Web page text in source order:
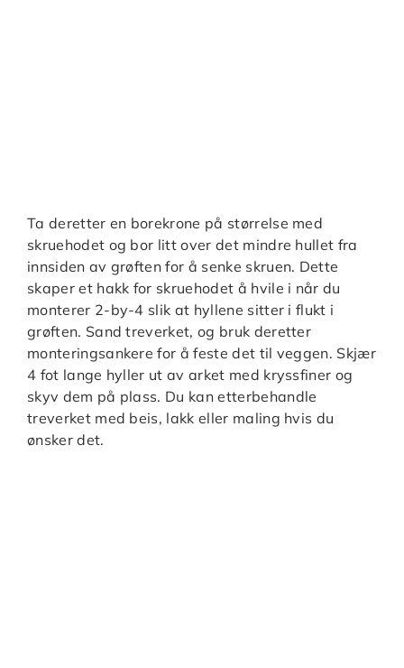
Ta deretter en borekrone på størrelse med
skruehodet og bor litt over det mindre hullet fra
innsiden av grøften for å senke skruen. Dette
skaper et hakk for skruehodet å hvile i når du
monterer 2-by-4 slik at hyllene sitter i flukt i
grøften. Sand treverket, og bruk deretter
monteringsankere for å feste det til veggen. Skjær
4 fot lange hyller ut av arket med kryssfiner og
skyv dem på plass. Du kan etterbehandle
treverket med beis, lakk eller maling hvis du
ønsker det.